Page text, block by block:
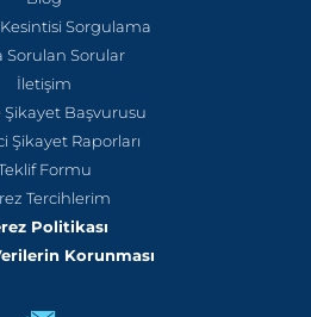
Sorgulama
Sorulan Sorular
İletişim
Şikayet Başvurusu
Şikayet Raporları
Formu
Tercihlerim
Politikası
Korunması